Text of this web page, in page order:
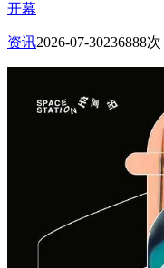
开幕
资讯2026-07-30236888次